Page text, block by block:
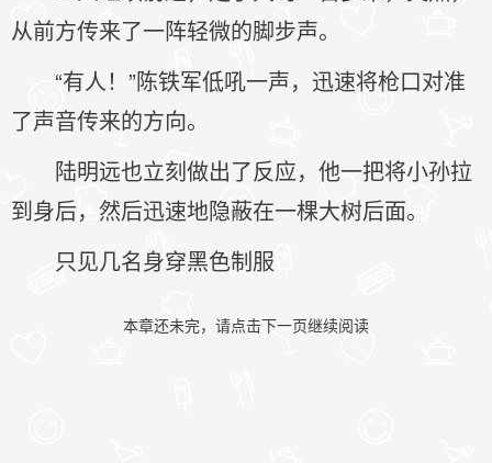
从前方传来了一阵轻微的脚步声。
“有人！”陈铁军低吼一声，迅速将枪口对准
了声音传来的方向。
陆明远也立刻做出了反应，他一把将小孙拉
到身后，然后迅速地隐蔽在一棵大树后面。
只见几名身穿黑色制服
本章还未完，请点击下一页继续阅读